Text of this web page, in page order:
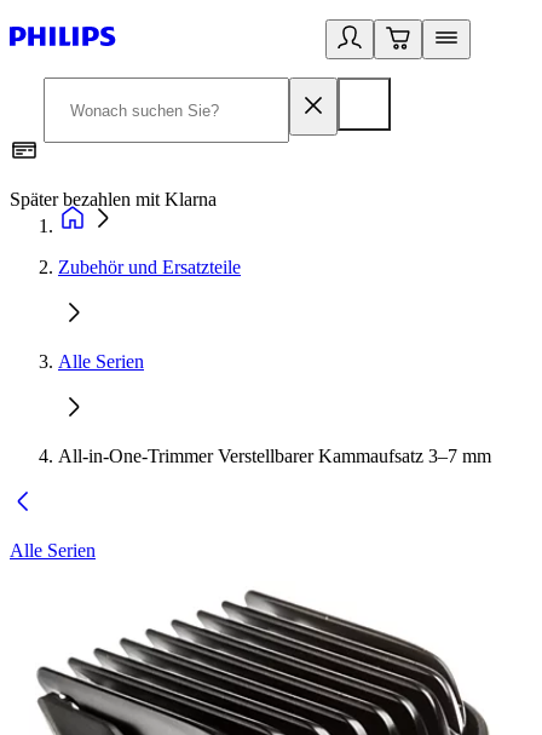
Später bezahlen mit Klarna
Zubehör und Ersatzteile
Alle Serien
All-in-One-Trimmer Verstellbarer Kammaufsatz 3–7 mm
Alle Serien